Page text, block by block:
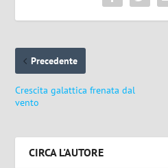
Precedente
Crescita galattica frenata dal
vento
CIRCA L'AUTORE